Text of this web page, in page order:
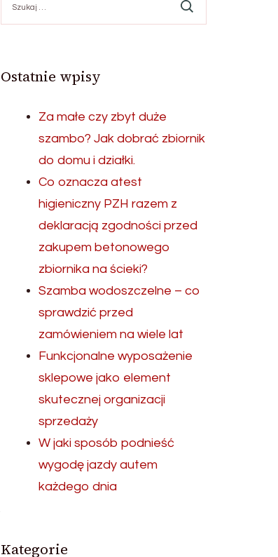
Ostatnie wpisy
Za małe czy zbyt duże
szambo? Jak dobrać zbiornik
do domu i działki.
Co oznacza atest
higieniczny PZH razem z
deklaracją zgodności przed
zakupem betonowego
zbiornika na ścieki?
Szamba wodoszczelne – co
sprawdzić przed
zamówieniem na wiele lat
Funkcjonalne wyposażenie
sklepowe jako element
skutecznej organizacji
sprzedaży
W jaki sposób podnieść
wygodę jazdy autem
każdego dnia
Kategorie